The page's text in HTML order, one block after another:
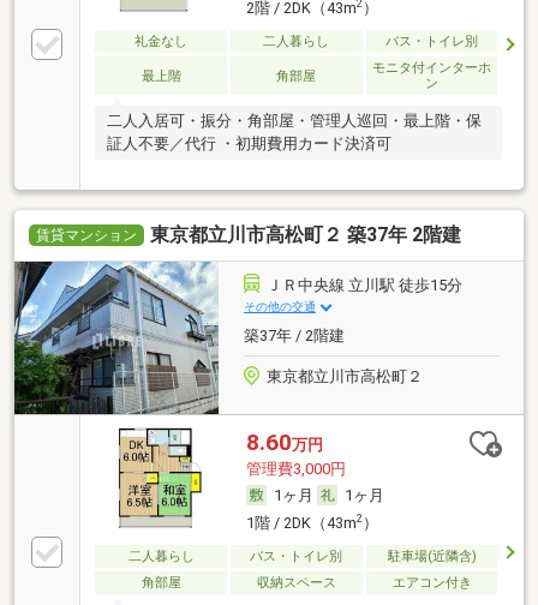
2階 / 2DK（43m2）
礼金なし 二人暮らし バス・トイレ別
最上階 角部屋
モニタ付インターホ
ン
二人入居可・振分・角部屋・管理人巡回・最上階・保
証人不要／代行 ・初期費用カード決済可
賃貸マンション 東京都立川市高松町２ 築37年 2階建
ＪＲ中央線 立川駅 徒歩15分
その他の交通
築37年 / 2階建
東京都立川市高松町２
8.60万円
管理費3,000円
1ヶ月
1ヶ月
1階 / 2DK（43m2）
二人暮らし バス・トイレ別
駐車場(近隣含)
角部屋
収納スペース エアコン付き